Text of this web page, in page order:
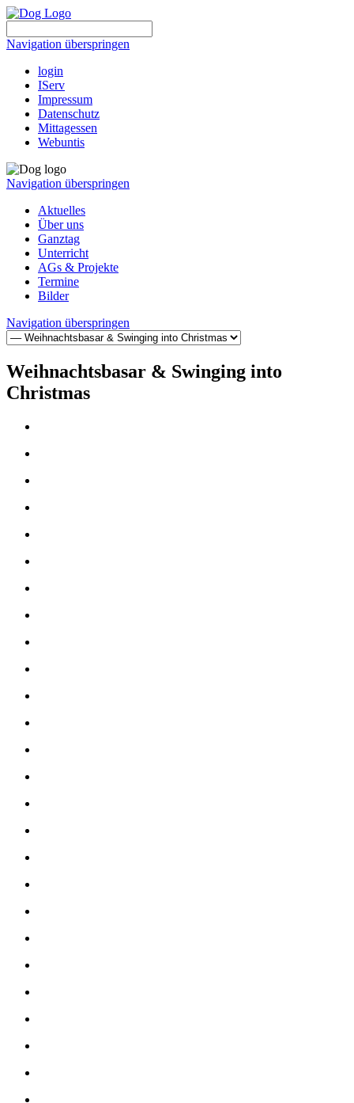
Navigation überspringen
login
IServ
Impressum
Datenschutz
Mittagessen
Webuntis
Navigation überspringen
Aktuelles
Über uns
Ganztag
Unterricht
AGs & Projekte
Termine
Bilder
Navigation überspringen
Weihnachtsbasar & Swinging into
Christmas